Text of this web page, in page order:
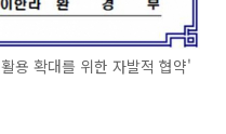
용 확대를 위한 자발적 협약'